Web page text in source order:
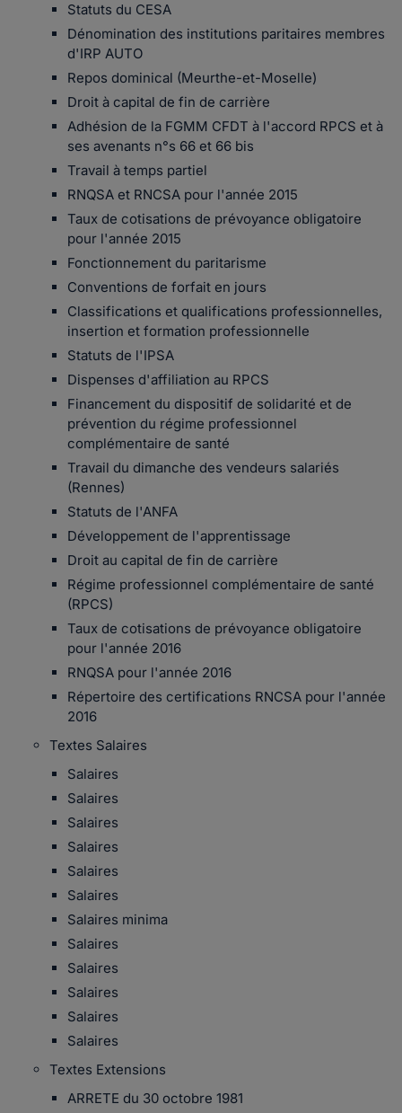
Statuts du CESA
Dénomination des institutions paritaires membres
d'IRP AUTO
Repos dominical (Meurthe-et-Moselle)
Droit à capital de fin de carrière
Adhésion de la FGMM CFDT à l'accord RPCS et à
ses avenants n°s 66 et 66 bis
Travail à temps partiel
RNQSA et RNCSA pour l'année 2015
Taux de cotisations de prévoyance obligatoire
pour l'année 2015
Fonctionnement du paritarisme
Conventions de forfait en jours
Classifications et qualifications professionnelles,
insertion et formation professionnelle
Statuts de l'IPSA
Dispenses d'affiliation au RPCS
Financement du dispositif de solidarité et de
prévention du régime professionnel
complémentaire de santé
Travail du dimanche des vendeurs salariés
(Rennes)
Statuts de l'ANFA
Développement de l'apprentissage
Droit au capital de fin de carrière
Régime professionnel complémentaire de santé
(RPCS)
Taux de cotisations de prévoyance obligatoire
pour l'année 2016
RNQSA pour l'année 2016
Répertoire des certifications RNCSA pour l'année
2016
Textes Salaires
Salaires
Salaires
Salaires
Salaires
Salaires
Salaires
Salaires minima
Salaires
Salaires
Salaires
Salaires
Salaires
Textes Extensions
ARRETE du 30 octobre 1981